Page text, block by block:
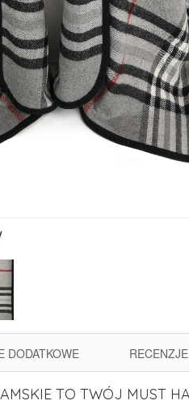
DODATKOWE RECENZJE
TO TWÓJ MUST